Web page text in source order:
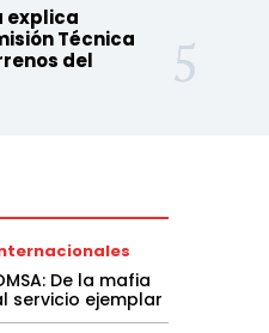
explica
Técnica
del
De la mafia
servicio ejemplar